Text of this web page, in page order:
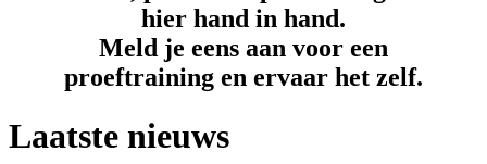
hier hand in hand.
Meld je eens aan voor een
proeftraining en ervaar het zelf.
Laatste nieuws